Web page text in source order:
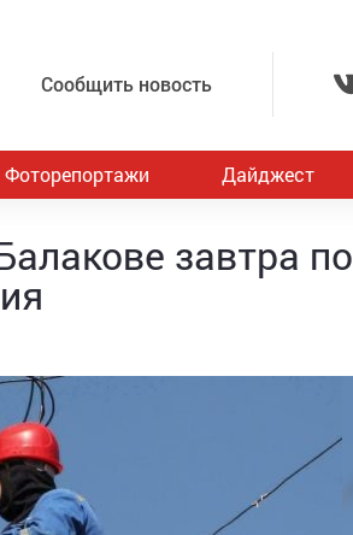
Сообщить новость
Фоторепортажи Дайджест
завтра по